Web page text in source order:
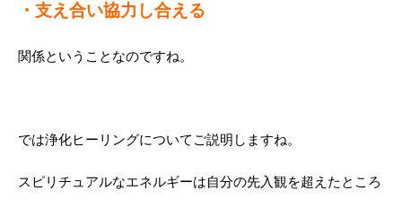
・支え合い協力し合える
関係ということなのですね。
では浄化ヒーリングについてご説明しますね。
スピリチュアルなエネルギーは自分の先入観を超えたところ